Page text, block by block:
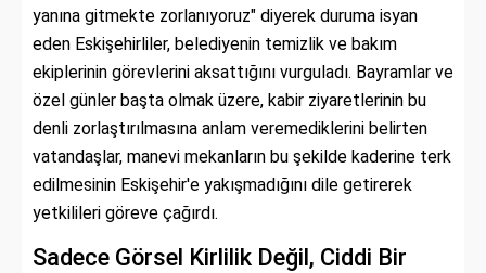
yanına gitmekte zorlanıyoruz" diyerek duruma isyan
eden Eskişehirliler, belediyenin temizlik ve bakım
ekiplerinin görevlerini aksattığını vurguladı. Bayramlar ve
özel günler başta olmak üzere, kabir ziyaretlerinin bu
denli zorlaştırılmasına anlam veremediklerini belirten
vatandaşlar, manevi mekanların bu şekilde kaderine terk
edilmesinin Eskişehir'e yakışmadığını dile getirerek
yetkilileri göreve çağırdı.
Sadece Görsel Kirlilik Değil, Ciddi Bir